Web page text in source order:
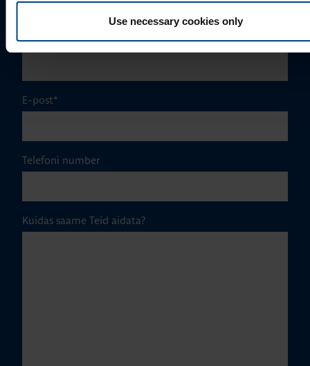
Use necessary cookies only
Ettevõte
E-post*
Telefoni number
Kuidas saame Teid aidata?